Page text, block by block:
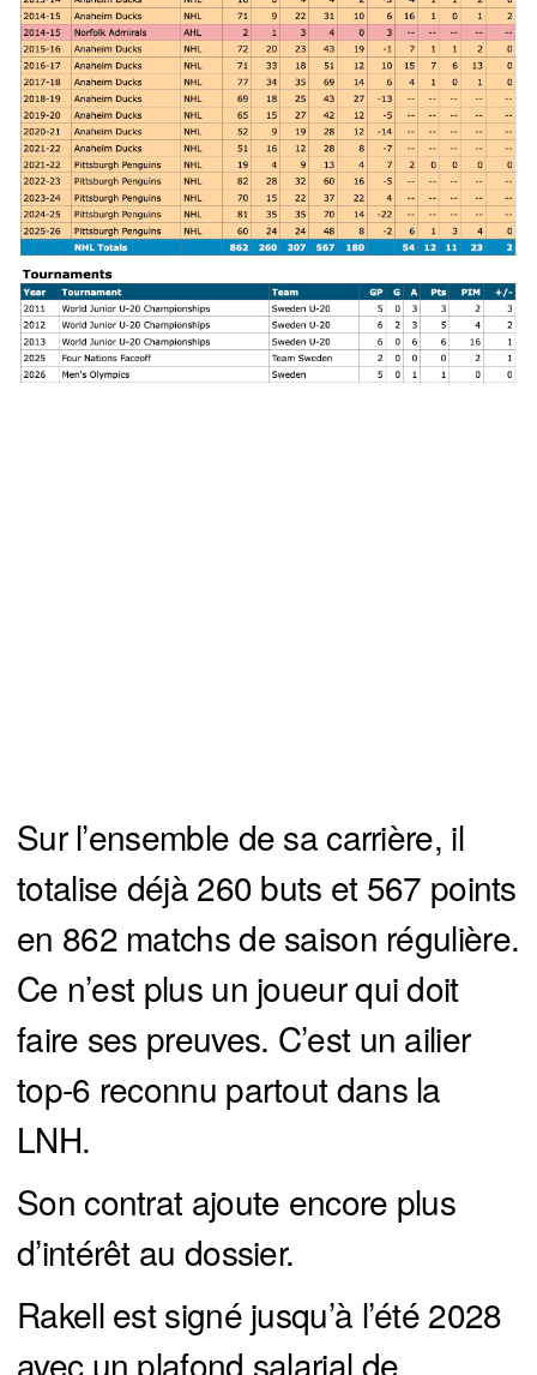
Sur l’ensemble de sa carrière, il
totalise déjà 260 buts et 567 points
en 862 matchs de saison régulière.
Ce n’est plus un joueur qui doit
faire ses preuves. C’est un ailier
top-6 reconnu partout dans la
LNH.
Son contrat ajoute encore plus
d’intérêt au dossier.
Rakell est signé jusqu’à l’été 2028
avec un plafond salarial de